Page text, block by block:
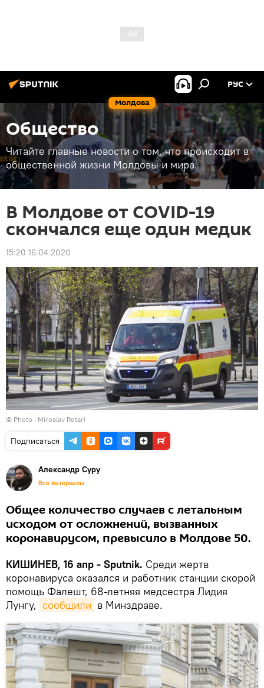
Молдова
РУС
Общество
Читайте главные новости о том, что происходит в
общественной жизни Молдовы и мира.
В Молдове от COVID-19
скончался еще один медик
15:20 16.04.2020
© Photo : Miroslav Rotari
Подписаться
Александр Суру
Все материалы
Общее количество случаев с летальным
исходом от осложнений, вызванных
коронавирусом, превысило в Молдове 50.
КИШИНЕВ, 16 апр - Sputnik. Среди жертв
коронавируса оказался и работник станции скорой
помощь Фалешт, 68-летняя медсестра Лидия
Лунгу, сообщили в Минздраве.